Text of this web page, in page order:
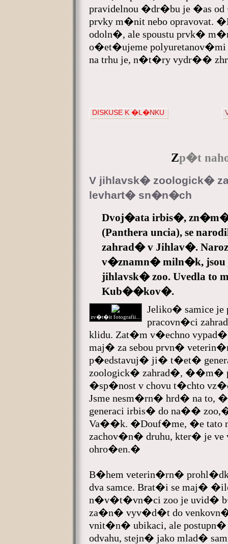
pravidelnou �dr�bu je �as
prvky m�nit nebo
odoln�, ale spoustu prvk�
o�et�ujeme
na trhu je, n�t�ry vydr��
DISKUSE K �L�NKU
Zp�t
V jihlavsk� zoologick�
levhart� sn�n�ch
Dvoj�ata irbis�,
(Panthera uncia), se
zahrad� v Jihlav�.
v�znamn� miln�k, jsou
jihlavsk� zoo. Uvedla to
Kub��kov�.
zv�t�it fotografii...
Jeliko� samice
pracovn�ci
klidu. Zat�m v�echno
maj� za sebou prvn�
p�edstavuj� ji� t�et�
zoologick� zahrad�, ��m�
�sp�nost v chovu t�chto
Jsme nesm�rn� hrd� na
generaci irbis� do na��
Va��k. �Douf�me, �e
zachov�n� druhu, kter� je
ohro�en.�
B�hem veterin�rn�
dva samce. Brat�i se maj�
n�v�t�vn�ci zoo je uvid�
za�n� vyv�d�t do
vnit�n� ubikaci, ale
odvahu, stejn� jako mlad�